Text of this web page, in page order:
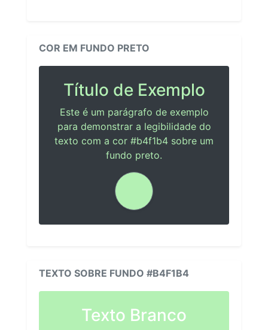
COR EM FUNDO PRETO
Título de Exemplo
Este é um parágrafo de exemplo
para demonstrar a legibilidade do
texto com a cor #b4f1b4 sobre um
fundo preto.
TEXTO SOBRE FUNDO #B4F1B4
Texto Branco